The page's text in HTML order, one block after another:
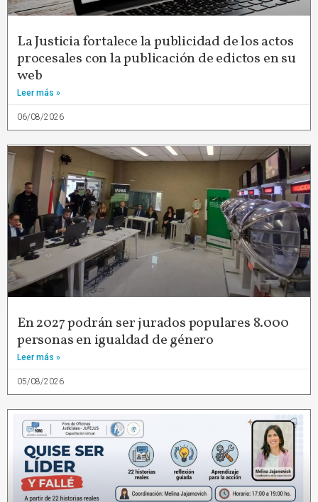
La Justicia fortalece la publicidad de los actos
procesales con la publicación de edictos en su
web
Leer más »
06/08/2026
En 2027 podrán ser jurados populares 8.000
personas en igualdad de género
Leer más »
05/08/2026